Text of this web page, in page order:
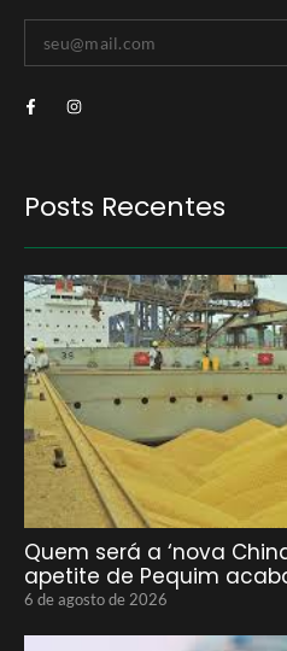
Posts Recentes
Quem será a ‘nova
apetite de Pequim
6 de agosto de 2026